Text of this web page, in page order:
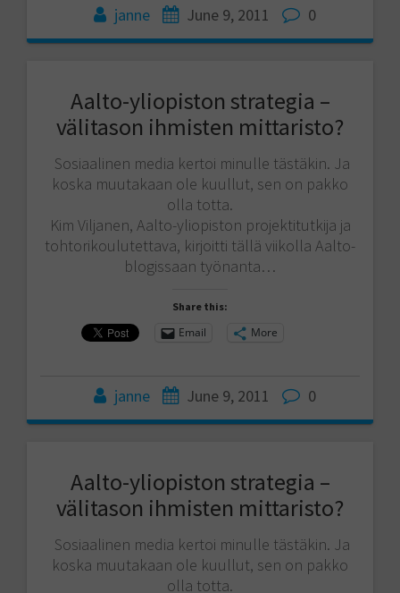
janne June 9, 2011 0
Aalto-yliopiston strategia –
välitason ihmisten mittaristo?
Sosiaalinen media kertoi minulle tästäkin. Ja
koska muutakaan ole kuullut, sen on pakko
olla totta.
Kim Viljanen, Aalto-yliopiston projektitutkija ja
tohtorikoulutettava, kirjoitti tällä viikolla Aalto-
blogissaan työnanta…
Share this:
Email More
janne June 9, 2011 0
Aalto-yliopiston strategia –
välitason ihmisten mittaristo?
Sosiaalinen media kertoi minulle tästäkin. Ja
koska muutakaan ole kuullut, sen on pakko
olla totta.